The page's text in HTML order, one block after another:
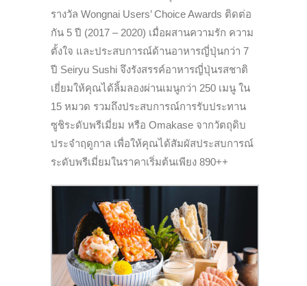
รางวัล Wongnai Users’ Choice Awards ติดต่อ
กัน 5 ปี (2017 – 2020) เมื่อผสานความรัก ความ
ตั้งใจ และประสบการณ์ด้านอาหารญี่ปุ่นกว่า 7
ปี Seiryu Sushi จึงรังสรรค์อาหารญี่ปุ่นรสชาติ
เยี่ยมให้คุณได้ลิ้มลองผ่านเมนูกว่า 250 เมนู ใน
15 หมวด รวมถึงประสบการณ์การรับประทาน
ซูชิระดับพรีเมี่ยม หรือ Omakase จากวัตถุดิบ
ประจำฤดูกาล เพื่อให้คุณได้สัมผัสประสบการณ์
ระดับพรีเมี่ยมในราคาเริ่มต้นเพียง 890++